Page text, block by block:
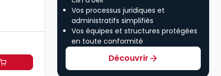
HT/moisComptable à 30,12 €
Vos processus juridiques et
administratifs simplifiés
Vos équipes et structures protégées
en toute conformité
Découvrir